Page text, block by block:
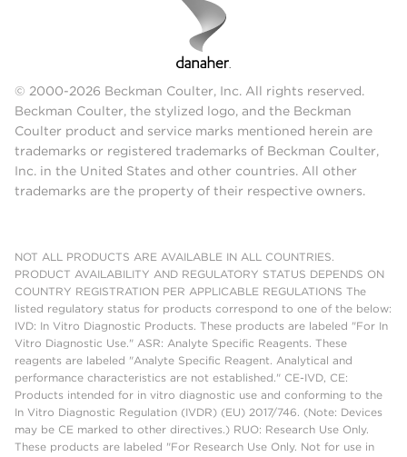
© 2000-2026 Beckman Coulter, Inc. All rights reserved.
Beckman Coulter, the stylized logo, and the Beckman
Coulter product and service marks mentioned herein are
trademarks or registered trademarks of Beckman Coulter,
Inc. in the United States and other countries. All other
trademarks are the property of their respective owners.
NOT ALL PRODUCTS ARE AVAILABLE IN ALL COUNTRIES.
PRODUCT AVAILABILITY AND REGULATORY STATUS DEPENDS ON
COUNTRY REGISTRATION PER APPLICABLE REGULATIONS The
listed regulatory status for products correspond to one of the below:
IVD: In Vitro Diagnostic Products. These products are labeled "For In
Vitro Diagnostic Use." ASR: Analyte Specific Reagents. These
reagents are labeled "Analyte Specific Reagent. Analytical and
performance characteristics are not established." CE-IVD, CE:
Products intended for in vitro diagnostic use and conforming to the
In Vitro Diagnostic Regulation (IVDR) (EU) 2017/746. (Note: Devices
may be CE marked to other directives.) RUO: Research Use Only.
These products are labeled "For Research Use Only. Not for use in